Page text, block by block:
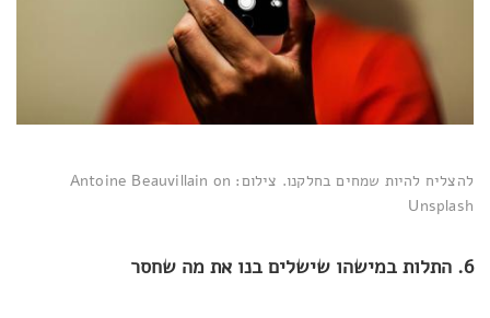
להצליח להיות שמחים בחלקנו. צילום: Antoine Beauvillain on
Unsplash
6. התלות במישהו שישלים בנו את מה שחסר